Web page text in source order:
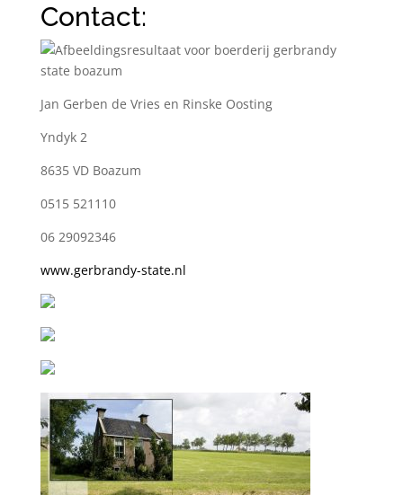
Contact:
Jan Gerben de Vries en Rinske Oosting
Yndyk 2
8635 VD Boazum
0515 521110
06 29092346
www.gerbrandy-state.nl